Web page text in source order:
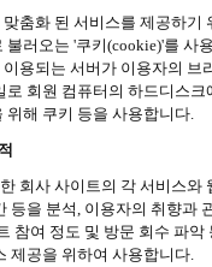
춤화 된 서비스를 제공하기
불러오는 '쿠키(cookie)'를 사
용되는 서버가 이용자의 브
로 회원 컴퓨터의 하드디스크
위해 쿠키 등을 사용합니다
회사 사이트의 각 서비스와
등을 분석
이용자의 취향과
참여 정도 및 방문 회수 파악
제공을 위하여 사용합니다